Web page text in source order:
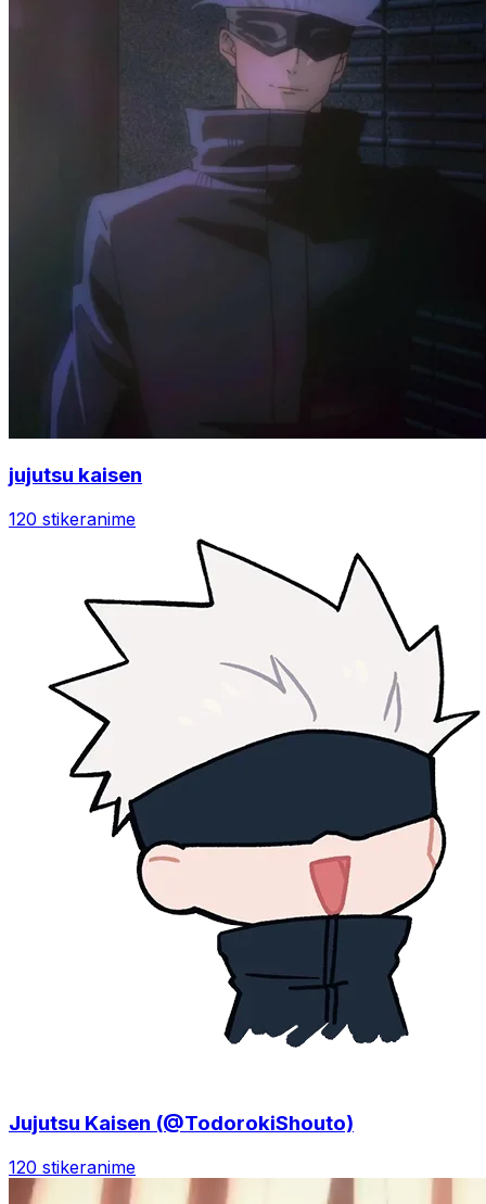
jujutsu kaisen
120 stikeranime
Jujutsu Kaisen (@TodorokiShouto)
120 stikeranime